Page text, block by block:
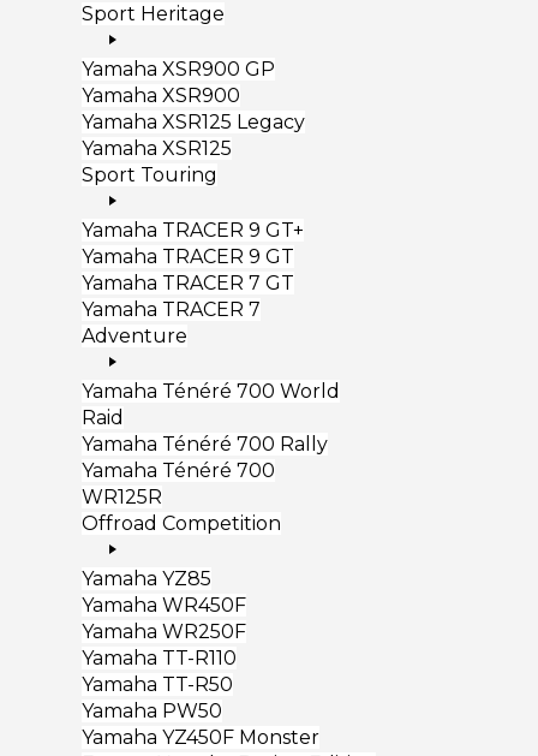
Sport Heritage
Yamaha XSR900 GP
Yamaha XSR900
Yamaha XSR125 Legacy
Yamaha XSR125
Sport Touring
Yamaha TRACER 9 GT+
Yamaha TRACER 9 GT
Yamaha TRACER 7 GT
Yamaha TRACER 7
Adventure
Yamaha Ténéré 700 World
Raid
Yamaha Ténéré 700 Rally
Yamaha Ténéré 700
WR125R
Offroad Competition
Yamaha YZ85
Yamaha WR450F
Yamaha WR250F
Yamaha TT-R110
Yamaha TT-R50
Yamaha PW50
Yamaha YZ450F Monster